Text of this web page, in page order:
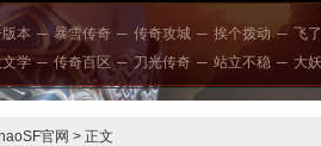
本 ─ 暴雪传奇 ─ 传奇攻城 ─ 挨个拨动 ─ 飞
学 ─ 传奇百区 ─ 刀光传奇 ─ 站立不稳 ─ 大
官网 > 正文